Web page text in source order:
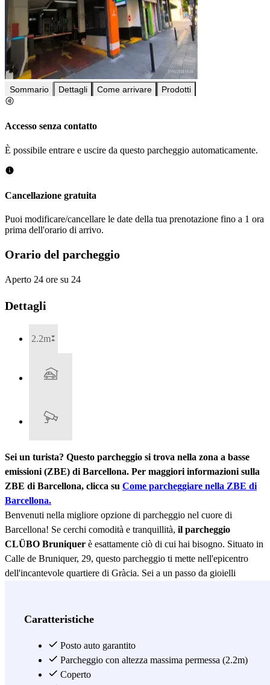
Sommario Dettagli Come arrivare Prodotti
Accesso senza contatto
È possibile entrare e uscire da questo parcheggio automaticamente.
Cancellazione gratuita
Puoi modificare/cancellare le date della tua prenotazione fino a 1 ora
prima dell'orario di arrivo.
Orario del parcheggio
Aperto 24 ore su 24
Dettagli
2.2m
Sei un turista? Questo parcheggio si trova nella zona a basse
emissioni (ZBE) di Barcellona. Per maggiori informazioni sulla
ZBE di Barcellona, clicca su Come parcheggiare nella ZBE di
Barcellona.
Benvenuti nella migliore opzione di parcheggio nel cuore di
Barcellona! Se cerchi comodità e tranquillità, il parcheggio
CLÜBO Bruniquer è esattamente ciò di cui hai bisogno. Situato in
Calle de Bruniquer, 29, questo parcheggio ti mette nell'epicentro
dell'incantevole quartiere di Gràcia. Sei a un passo da gioielli
avrai a portata di mano piazze emblematiche come Plaza de la
lasciato la tua auto in buone mani. Inoltre, la zona è circondata da
teatri come il Teatre Lliure e da un'offerta gastronomica imbattibile
con locali iconici come La Pepita. In CLÜBO Bruniquer, la tua
Caratteristiche
Posto auto garantito
Parcheggio con altezza massima permessa (2.2m)
Coperto